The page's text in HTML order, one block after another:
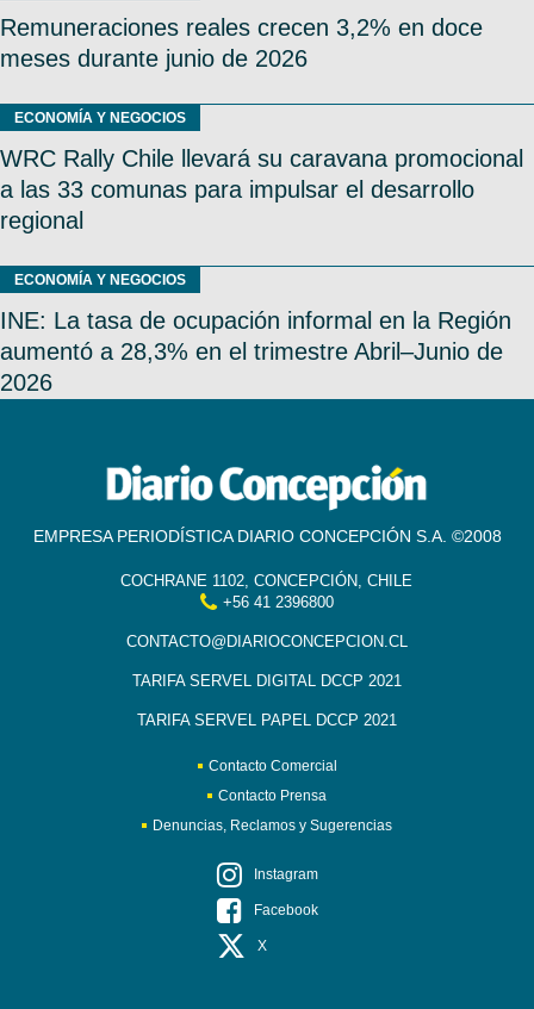
Remuneraciones reales crecen 3,2% en doce
meses durante junio de 2026
ECONOMÍA Y NEGOCIOS
WRC Rally Chile llevará su caravana promocional
a las 33 comunas para impulsar el desarrollo
regional
ECONOMÍA Y NEGOCIOS
INE: La tasa de ocupación informal en la Región
aumentó a 28,3% en el trimestre Abril–Junio de
2026
EMPRESA PERIODÍSTICA DIARIO CONCEPCIÓN S.A. ©2008
COCHRANE 1102, CONCEPCIÓN, CHILE
+56 41 2396800
CONTACTO@DIARIOCONCEPCION.CL
TARIFA SERVEL DIGITAL DCCP 2021
TARIFA SERVEL PAPEL DCCP 2021
Contacto Comercial
Contacto Prensa
Denuncias, Reclamos y Sugerencias
Instagram
Facebook
X